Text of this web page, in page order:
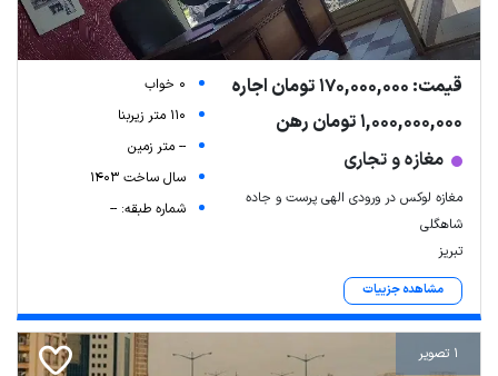
قیمت: 170,000,000 تومان اجاره
1,000,000,000 تومان رهن
مغازه و تجاری
مغازه لوکس در ورودی الهی پرست و جاده
شاهگلی
تبریز
مشاهده جزییات
0 خواب
110 متر زیربنا
-- متر زمین
سال ساخت 1403
شماره طبقه: --
1 تصویر